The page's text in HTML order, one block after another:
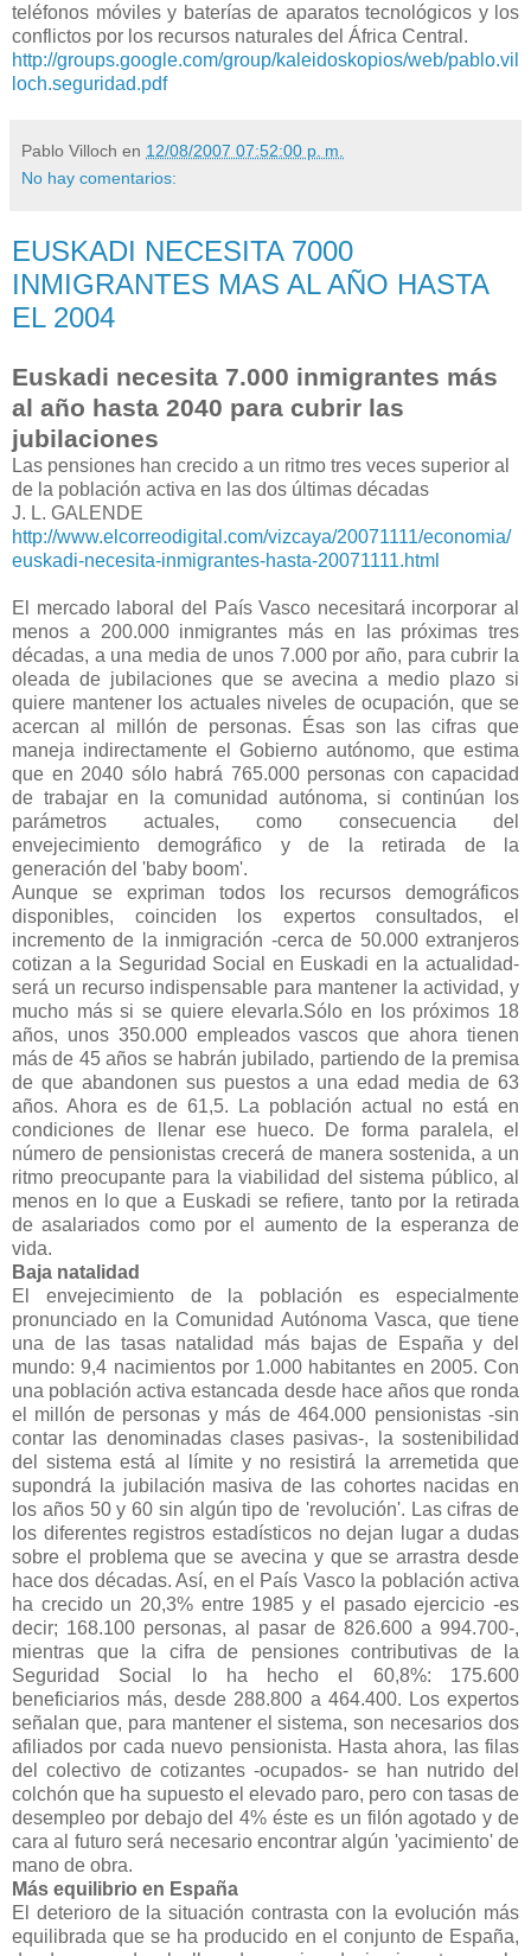
teléfonos móviles y baterías de aparatos tecnológicos y los
conflictos por los recursos naturales del África Central.
http://groups.google.com/group/kaleidoskopios/web/pablo.vil
loch.seguridad.pdf
Pablo Villoch en 12/08/2007 07:52:00 p. m.
No hay comentarios:
EUSKADI NECESITA 7000
INMIGRANTES MAS AL AÑO HASTA
EL 2004
Euskadi necesita 7.000 inmigrantes más
al año hasta 2040 para cubrir las
jubilaciones
Las pensiones han crecido a un ritmo tres veces superior al
de la población activa en las dos últimas décadas
J. L. GALENDE
http://www.elcorreodigital.com/vizcaya/20071111/economia/
euskadi-necesita-inmigrantes-hasta-20071111.html
El mercado laboral del País Vasco necesitará incorporar al
menos a 200.000 inmigrantes más en las próximas tres
décadas, a una media de unos 7.000 por año, para cubrir la
oleada de jubilaciones que se avecina a medio plazo si
quiere mantener los actuales niveles de ocupación, que se
acercan al millón de personas. Ésas son las cifras que
maneja indirectamente el Gobierno autónomo, que estima
que en 2040 sólo habrá 765.000 personas con capacidad
de trabajar en la comunidad autónoma, si continúan los
parámetros actuales, como consecuencia del
envejecimiento demográfico y de la retirada de la
generación del 'baby boom'.
Aunque se expriman todos los recursos demográficos
disponibles, coinciden los expertos consultados, el
incremento de la inmigración -cerca de 50.000 extranjeros
cotizan a la Seguridad Social en Euskadi en la actualidad-
será un recurso indispensable para mantener la actividad, y
mucho más si se quiere elevarla.Sólo en los próximos 18
años, unos 350.000 empleados vascos que ahora tienen
más de 45 años se habrán jubilado, partiendo de la premisa
de que abandonen sus puestos a una edad media de 63
años. Ahora es de 61,5. La población actual no está en
condiciones de llenar ese hueco. De forma paralela, el
número de pensionistas crecerá de manera sostenida, a un
ritmo preocupante para la viabilidad del sistema público, al
menos en lo que a Euskadi se refiere, tanto por la retirada
de asalariados como por el aumento de la esperanza de
vida.
Baja natalidad
El envejecimiento de la población es especialmente
pronunciado en la Comunidad Autónoma Vasca, que tiene
una de las tasas natalidad más bajas de España y del
mundo: 9,4 nacimientos por 1.000 habitantes en 2005. Con
una población activa estancada desde hace años que ronda
el millón de personas y más de 464.000 pensionistas -sin
contar las denominadas clases pasivas-, la sostenibilidad
del sistema está al límite y no resistirá la arremetida que
supondrá la jubilación masiva de las cohortes nacidas en
los años 50 y 60 sin algún tipo de 'revolución'. Las cifras de
los diferentes registros estadísticos no dejan lugar a dudas
sobre el problema que se avecina y que se arrastra desde
hace dos décadas. Así, en el País Vasco la población activa
ha crecido un 20,3% entre 1985 y el pasado ejercicio -es
decir; 168.100 personas, al pasar de 826.600 a 994.700-,
mientras que la cifra de pensiones contributivas de la
Seguridad Social lo ha hecho el 60,8%: 175.600
beneficiarios más, desde 288.800 a 464.400. Los expertos
señalan que, para mantener el sistema, son necesarios dos
afiliados por cada nuevo pensionista. Hasta ahora, las filas
del colectivo de cotizantes -ocupados- se han nutrido del
colchón que ha supuesto el elevado paro, pero con tasas de
desempleo por debajo del 4% éste es un filón agotado y de
cara al futuro será necesario encontrar algún 'yacimiento' de
mano de obra.
Más equilibrio en España
El deterioro de la situación contrasta con la evolución más
equilibrada que se ha producido en el conjunto de España,